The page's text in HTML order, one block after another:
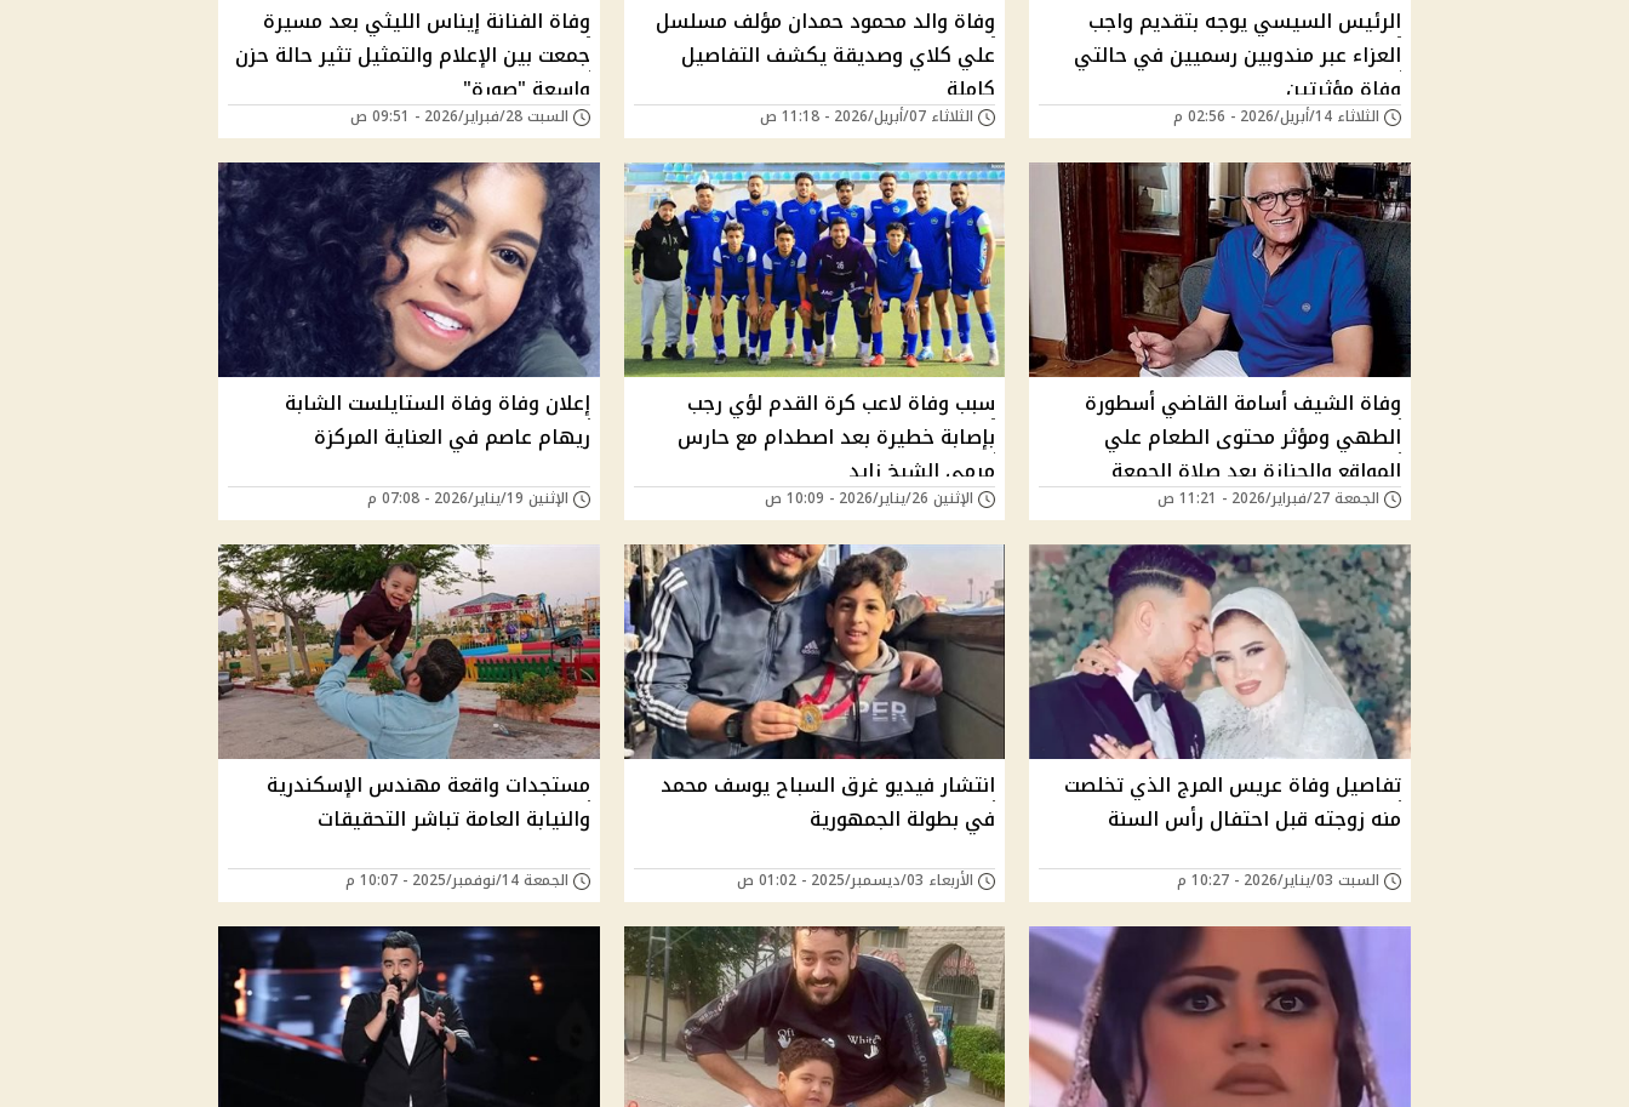
الرئيس السيسي يوجه بتقديم واجب
العزاء عبر مندوبين رسميين في حالتي
وفاة مؤثرتين
الثلاثاء 14/أبريل/2026 - 02:56 م
وفاة والد محمود حمدان مؤلف مسلسل
علي كلاي وصديقة يكشف التفاصيل
كاملة
الثلاثاء 07/أبريل/2026 - 11:18 ص
وفاة الفنانة إيناس الليثي بعد مسيرة
جمعت بين الإعلام والتمثيل تثير حالة حزن
واسعة "صورة"
السبت 28/فبراير/2026 - 09:51 ص
وفاة الشيف أسامة القاضي أسطورة
الطهي ومؤثر محتوى الطعام علي
المواقع والجنازة بعد صلاة الجمعة
الجمعة 27/فبراير/2026 - 11:21 ص
سبب وفاة لاعب كرة القدم لؤي رجب
بإصابة خطيرة بعد اصطدام مع حارس
مرمى الشيخ زايد
الإثنين 26/يناير/2026 - 10:09 ص
إعلان وفاة وفاة الستايلست الشابة
ريهام عاصم في العناية المركزة
الإثنين 19/يناير/2026 - 07:08 م
تفاصيل وفاة عريس المرج الذي تخلصت
منه زوجته قبل احتفال رأس السنة
السبت 03/يناير/2026 - 10:27 م
انتشار فيديو غرق السباح يوسف محمد
في بطولة الجمهورية
الأربعاء 03/ديسمبر/2025 - 01:02 ص
مستجدات واقعة مهندس الإسكندرية
والنيابة العامة تباشر التحقيقات
الجمعة 14/نوفمبر/2025 - 10:07 م